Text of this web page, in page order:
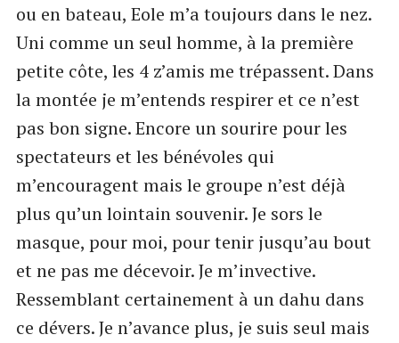
ou en bateau, Eole m’a toujours dans le nez.
Uni comme un seul homme, à la première
petite côte, les 4 z’amis me trépassent. Dans
la montée je m’entends respirer et ce n’est
pas bon signe. Encore un sourire pour les
spectateurs et les bénévoles qui
m’encouragent mais le groupe n’est déjà
plus qu’un lointain souvenir. Je sors le
masque, pour moi, pour tenir jusqu’au bout
et ne pas me décevoir. Je m’invective.
Ressemblant certainement à un dahu dans
ce dévers. Je n’avance plus, je suis seul mais